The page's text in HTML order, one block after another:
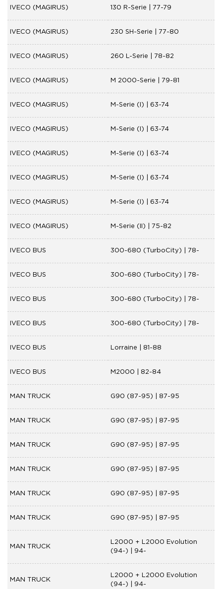
IVECO (MAGIRUS) 130 R-Serie | 77-79
IVECO (MAGIRUS) 230 SH-Serie | 77-80
IVECO (MAGIRUS) 260 L-Serie | 78-82
IVECO (MAGIRUS) M 2000-Serie | 79-81
IVECO (MAGIRUS) M-Serie (I) | 63-74
IVECO (MAGIRUS) M-Serie (I) | 63-74
IVECO (MAGIRUS) M-Serie (I) | 63-74
IVECO (MAGIRUS) M-Serie (I) | 63-74
IVECO (MAGIRUS) M-Serie (I) | 63-74
IVECO (MAGIRUS) M-Serie (II) | 75-82
IVECO BUS 300-680 (TurboCity) | 78-
IVECO BUS 300-680 (TurboCity) | 78-
IVECO BUS 300-680 (TurboCity) | 78-
IVECO BUS 300-680 (TurboCity) | 78-
IVECO BUS Lorraine | 81-88
IVECO BUS M2000 | 82-84
MAN TRUCK G90 (87-95) | 87-95
MAN TRUCK G90 (87-95) | 87-95
MAN TRUCK G90 (87-95) | 87-95
MAN TRUCK G90 (87-95) | 87-95
MAN TRUCK G90 (87-95) | 87-95
MAN TRUCK G90 (87-95) | 87-95
MAN TRUCK
L2000 + L2000 Evolution
(94-) | 94-
MAN TRUCK
L2000 + L2000 Evolution
(94-) | 94-